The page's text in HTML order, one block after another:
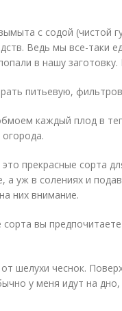
с содой (чистой
Ведь мы все-таки
в нашу
питьевую,
каждый плод в
прекрасные сорта
а уж в солениях и
них внимание.
вы
шелухи чеснок.
у меня идут на